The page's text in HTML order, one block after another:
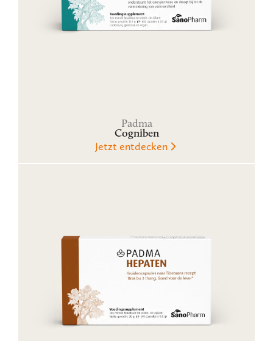
Padma
Cogniben
Jetzt entdecken